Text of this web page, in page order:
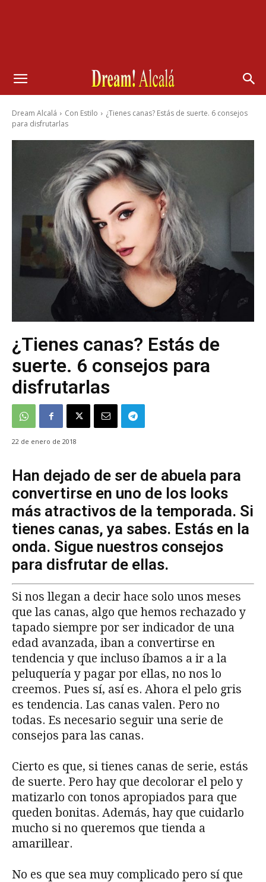
Dream Alcalá Con Estilo
¿Tienes canas? Estás de suerte. 6 consejos
para disfrutarlas
¿Tienes canas? Estás de
suerte. 6 consejos para
disfrutarlas
22 de enero de 2018
Han dejado de ser de abuela para
convertirse en uno de los looks
más atractivos de la temporada. Si
tienes canas, ya sabes. Estás en la
onda. Sigue nuestros consejos
para disfrutar de ellas.
Si nos llegan a decir hace solo unos meses
que las canas, algo que hemos rechazado y
tapado siempre por ser indicador de una
edad avanzada, iban a convertirse en
tendencia y que incluso íbamos a ir a la
peluquería y pagar por ellas, no nos lo
creemos. Pues sí, así es. Ahora el pelo gris
es tendencia. Las canas valen. Pero no
todas. Es necesario seguir una serie de
consejos para las canas.
Cierto es que, si tienes canas de serie, estás
de suerte. Pero hay que decolorar el pelo y
matizarlo con tonos apropiados para que
queden bonitas. Además, hay que cuidarlo
mucho si no queremos que tienda a
amarillear.
No es que sea muy complicado pero sí que